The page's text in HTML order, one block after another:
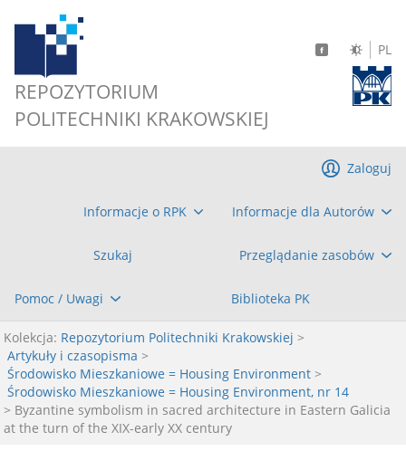
REPOZYTORIUM
POLITECHNIKI KRAKOWSKIEJ
PL
Informacje o RPK Informacje dla Autorów
Szukaj Przeglądanie zasobów
Pomoc / Uwagi Biblioteka PK
Zaloguj
Kolekcja: Repozytorium Politechniki Krakowskiej >
Artykuły i czasopisma >
Środowisko Mieszkaniowe = Housing Environment >
Środowisko Mieszkaniowe = Housing Environment, nr 14
> Byzantine symbolism in sacred architecture in Eastern Galicia
at the turn of the XIX-early XX century